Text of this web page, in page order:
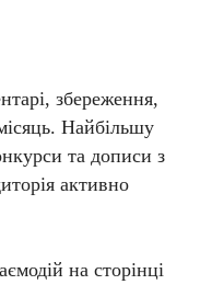
збереження,
Найбільшу
та дописи з
активно
на сторінці